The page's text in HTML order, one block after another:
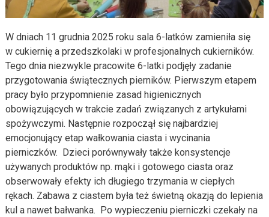
W dniach 11 grudnia 2025 roku sala 6-latków zamieniła się
w cukiernię a przedszkolaki w profesjonalnych cukierników.
Tego dnia niezwykle pracowite 6-latki podjęły zadanie
przygotowania świątecznych pierników. Pierwszym etapem
pracy było przypomnienie zasad higienicznych
obowiązujących w trakcie zadań związanych z artykułami
spożywczymi. Następnie rozpoczął się najbardziej
emocjonujący etap wałkowania ciasta i wycinania
pierniczków. Dzieci porównywały także konsystencje
używanych produktów np. mąki i gotowego ciasta oraz
obserwowały efekty ich długiego trzymania w ciepłych
rękach. Zabawa z ciastem była też świetną okazją do lepienia
kul a nawet bałwanka. Po wypieczeniu pierniczki czekały na